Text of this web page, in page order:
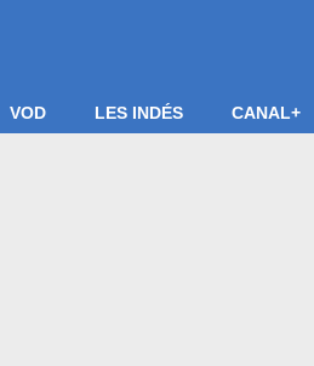
VOD LES INDÉS CANAL+